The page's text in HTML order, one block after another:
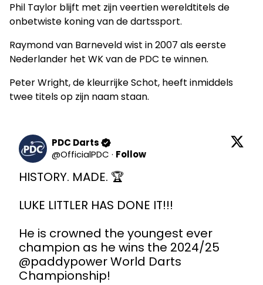
Phil Taylor blijft met zijn veertien wereldtitels de
onbetwiste koning van de dartssport.
Raymond van Barneveld wist in 2007 als eerste
Nederlander het WK van de PDC te winnen.
Peter Wright, de kleurrijke Schot, heeft inmiddels
twee titels op zijn naam staan.
PDC Darts
@OfficialPDC · Follow
HISTORY. MADE. 🏆
LUKE LITTLER HAS DONE IT!!!
He is crowned the youngest ever
@paddypower World Darts
Championship!